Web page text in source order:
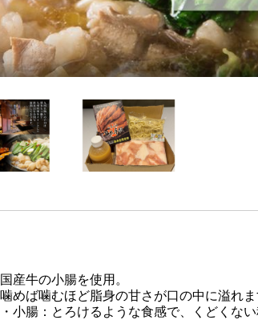
国産牛の小腸を使用。
噛めば噛むほど脂身の甘さが口の中に溢れま
・小腸：とろけるような食感で、くどくない